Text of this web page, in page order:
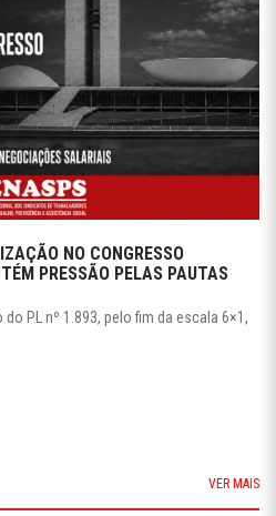
NO CONGRESSO
PRESSÃO PELAS PAUTAS
PL nº 1.893, pelo fim da escala 6×1,
VER MAIS